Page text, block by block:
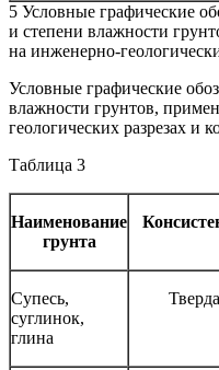
5 Условные графические
и степени влажности
на инженерно-
Условные графические
влажности грунтов,
геологических разрезах и
Таблица 3
Наименование
грунта
Супесь,
суглинок,
глина